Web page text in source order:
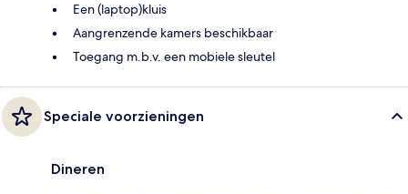
Een (laptop)kluis
Aangrenzende kamers beschikbaar
Toegang m.b.v. een mobiele sleutel
Speciale voorzieningen
Dineren